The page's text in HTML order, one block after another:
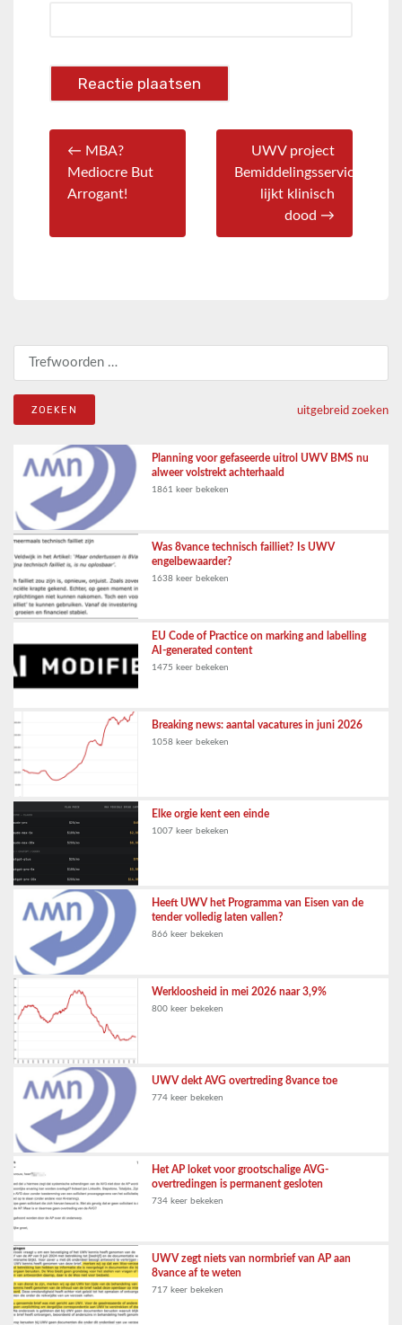
← MBA?
Mediocre But
Arrogant!
UWV project
Bemiddelingsservice
lijkt klinisch
dood →
Zoeken naar:
uitgebreid zoeken
Planning voor gefaseerde uitrol UWV BMS nu
alweer volstrekt achterhaald
1861 keer bekeken
Was 8vance technisch failliet? Is UWV
engelbewaarder?
1638 keer bekeken
EU Code of Practice on marking and labelling
AI-generated content
1475 keer bekeken
Breaking news: aantal vacatures in juni 2026
1058 keer bekeken
Elke orgie kent een einde
1007 keer bekeken
Heeft UWV het Programma van Eisen van de
tender volledig laten vallen?
866 keer bekeken
Werkloosheid in mei 2026 naar 3,9%
800 keer bekeken
UWV dekt AVG overtreding 8vance toe
774 keer bekeken
Het AP loket voor grootschalige AVG-
overtredingen is permanent gesloten
734 keer bekeken
UWV zegt niets van normbrief van AP aan
8vance af te weten
717 keer bekeken